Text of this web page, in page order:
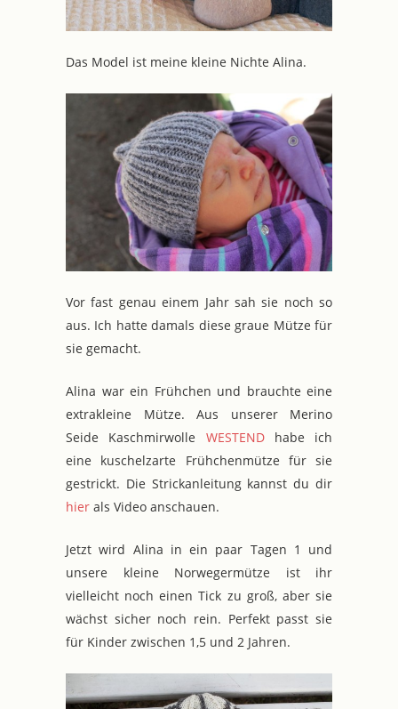
Das Model ist meine kleine Nichte Alina.
Vor fast genau einem Jahr sah sie noch so
aus. Ich hatte damals diese graue Mütze für
sie gemacht.
Alina war ein Frühchen und brauchte eine
extrakleine Mütze. Aus unserer Merino
Seide Kaschmirwolle WESTENDhabe ich
eine kuschelzarte Frühchenmütze für sie
gestrickt. Die Strickanleitung kannst du dir
hier als Video anschauen.
Jetzt wird Alina in ein paar Tagen 1 und
unsere kleine Norwegermütze ist ihr
vielleicht noch einen Tick zu groß, aber sie
wächst sicher noch rein. Perfekt passt sie
für Kinder zwischen 1,5 und 2 Jahren.